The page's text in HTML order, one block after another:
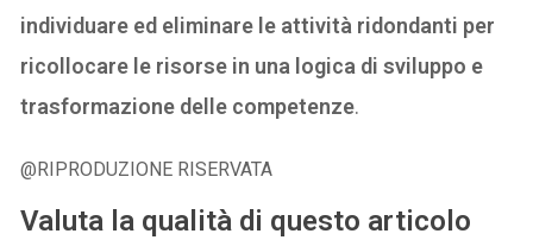
individuare ed eliminare le attività ridondanti per
ricollocare le risorse in una logica di sviluppo e
trasformazione delle competenze.
@RIPRODUZIONE RISERVATA
Valuta la qualità di questo articolo